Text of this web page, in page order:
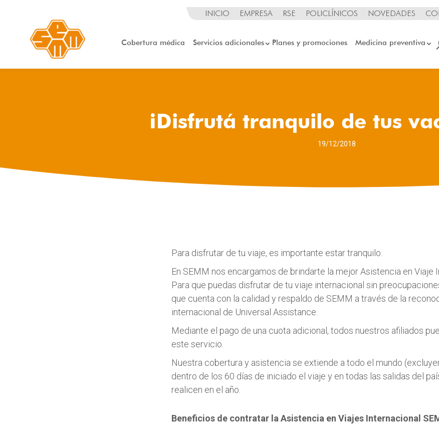
INICIO EMPRESA RSE POLICLÍNICOS NOVEDADES
Cobertura médica Servicios adicionales Planes y promociones Medicina preventiva
¡Disfrutá tranquilo de tus
19/12/2018
Para disfrutar de tu viaje, es importante estar tranquilo.
En SEMM nos encargamos de brindarte la mejor Asistencia en Viaje
Para que puedas disfrutar de tu viaje internacional sin
que cuenta con la calidad y respaldo de SEMM a través de la
internacional de Universal Assistance.
Mediante el pago de una cuota adicional, todos nuestros afiliados
este servicio.
Nuestra cobertura y asistencia se extiende a todo el mundo
dentro de los 60 días de iniciado el viaje y en todas las salidas del
realicen en el año.
Beneficios de contratar la Asistencia en Viajes Internacional